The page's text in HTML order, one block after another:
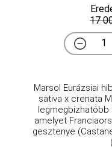
17
Marsol Eurázsiai
sativa x crenata
amelyet
gesztenye